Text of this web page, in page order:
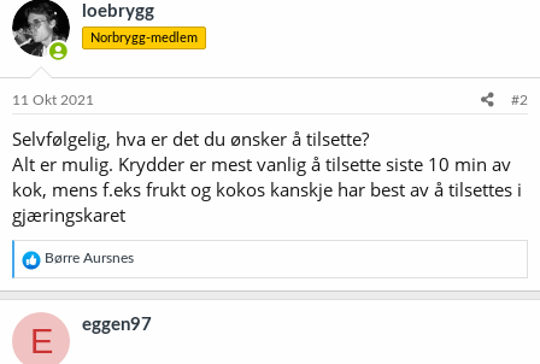
loebrygg
Norbrygg-medlem
11 Okt 2021 #2
Selvfølgelig, hva er det du ønsker å tilsette?
Alt er mulig. Krydder er mest vanlig å tilsette siste 10 min av
kok, mens f.eks frukt og kokos kanskje har best av å tilsettes i
gjæringskaret
R
e
a
k
s
j
Børre Aursnes
E eggen97